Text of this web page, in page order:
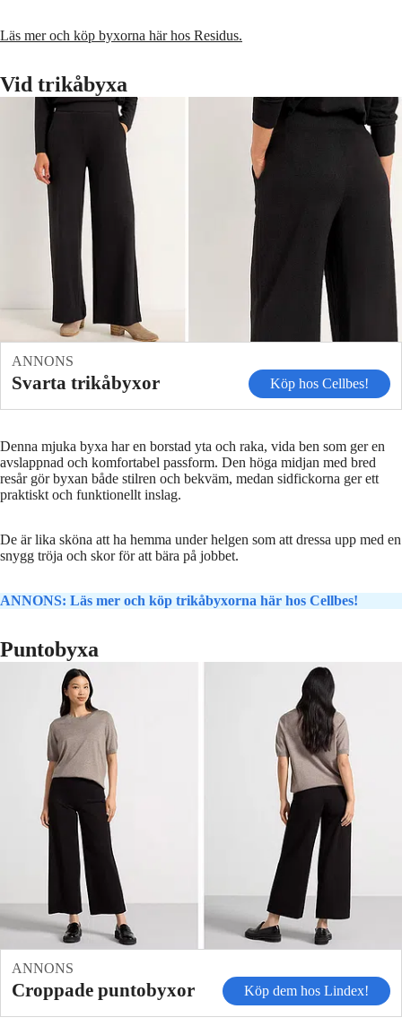
Läs mer och köp byxorna här hos Residus.
Vid trikåbyxa
ANNONS
Svarta trikåbyxor Köp hos Cellbes!
Denna mjuka byxa har en borstad yta och raka, vida ben som ger en
avslappnad och komfortabel passform. Den höga midjan med bred
resår gör byxan både stilren och bekväm, medan sidfickorna ger ett
praktiskt och funktionellt inslag.
De är lika sköna att ha hemma under helgen som att dressa upp med en
snygg tröja och skor för att bära på jobbet.
ANNONS: Läs mer och köp trikåbyxorna här hos Cellbes!
Puntobyxa
ANNONS
Croppade puntobyxor Köp dem hos Lindex!